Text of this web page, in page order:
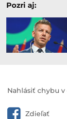
Pozri aj:
Nahlásiť chybu
Zdieľať